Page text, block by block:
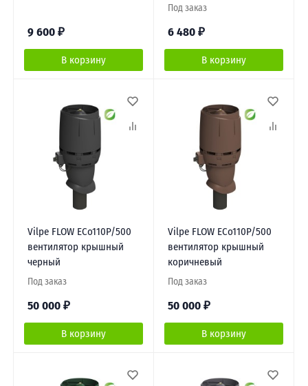
9 600 ₽
В корзину
Под заказ
6 480 ₽
В корзину
Vilpe FLOW ЕCo110P/500
вентилятор крышный
черный
Под заказ
50 000 ₽
В корзину
Vilpe FLOW ЕCo110P/500
вентилятор крышный
коричневый
Под заказ
50 000 ₽
В корзину